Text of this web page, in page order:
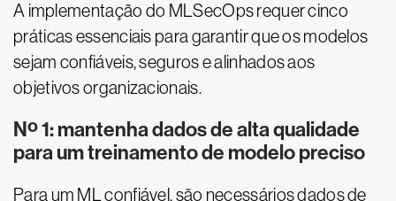
A implementação do MLSecOps requer cinco
práticas essenciais para garantir que os modelos
sejam confiáveis, seguros e alinhados aos
objetivos organizacionais.
Nº 1: mantenha dados de alta qualidade
para um treinamento de modelo preciso
Para um ML confiável, são necessários dados de